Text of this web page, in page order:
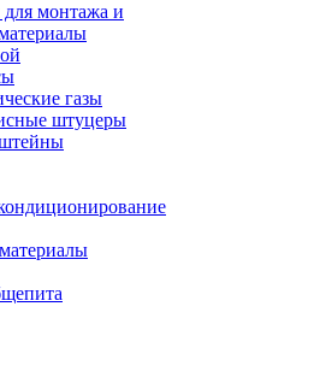
монтажа и
газы
штуцеры